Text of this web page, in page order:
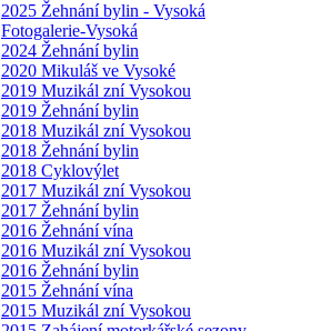
2025 Žehnání bylin - Vysoká
Fotogalerie-Vysoká
2024 Žehnání bylin
2020 Mikuláš ve Vysoké
2019 Muzikál zní Vysokou
2019 Žehnání bylin
2018 Muzikál zní Vysokou
2018 Žehnání bylin
2018 Cyklovýlet
2017 Muzikál zní Vysokou
2017 Žehnání bylin
2016 Žehnání vína
2016 Muzikál zní Vysokou
2016 Žehnání bylin
2015 Žehnání vína
2015 Muzikál zní Vysokou